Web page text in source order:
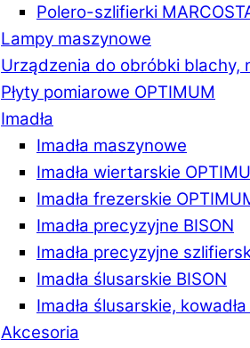
Polero-szlifierki
Lampy maszynowe
Urządzenia do obróbki blachy,
Płyty pomiarowe OPTIMUM
Imadła
Imadła maszynowe
Imadła wiertarskie
Imadła frezerskie
Imadła precyzyjne BISON
Imadła precyzyjne
Imadła ślusarskie BISON
Imadła ślusarskie,
Akcesoria